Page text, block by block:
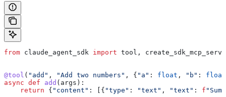
from claude_agent_sdk import tool,
@tool ( "add" , "Add two numbers" , { "a" : float , "b" : float
async def add ( args ):
    return
{ "content" : [{ "type" : "text" , "text" : f